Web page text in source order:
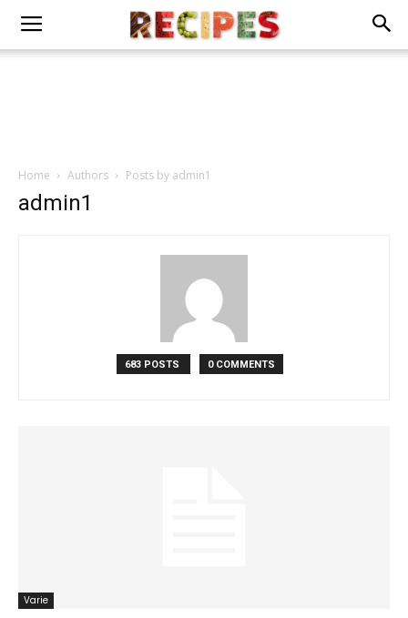
Home Authors Posts by admin1
admin1
683 POSTS 0 COMMENTS
Varie